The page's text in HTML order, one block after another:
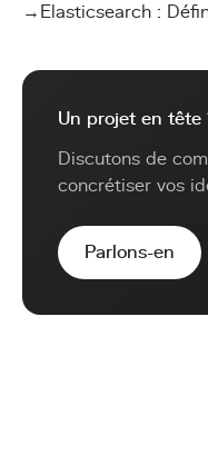
→ Elasticsearch :
Un projet en tête
Discutons de
concrétiser vos
Parlons-en